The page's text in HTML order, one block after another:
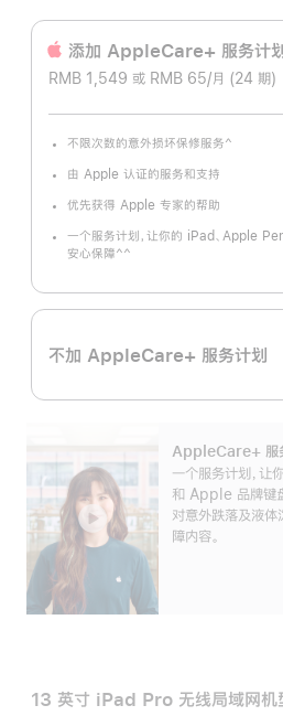
添加 AppleCare+ 服务计‍划
RMB 1,549 或 RMB 65/月 (24 期)
不限次数的意外损坏保修服务
注
^
由 Apple 认证的服务和支持
优先获得 Apple 专家的帮助
一个服务计划，让你的 iPad、Apple
安心保障^^
不加 AppleCare+ 服务计划
AppleCare+ 服
一个服务计划，
和 Apple 品牌键
对意外跌落及液体
障内容。
13 英寸 iPad Pro 无线局域网机